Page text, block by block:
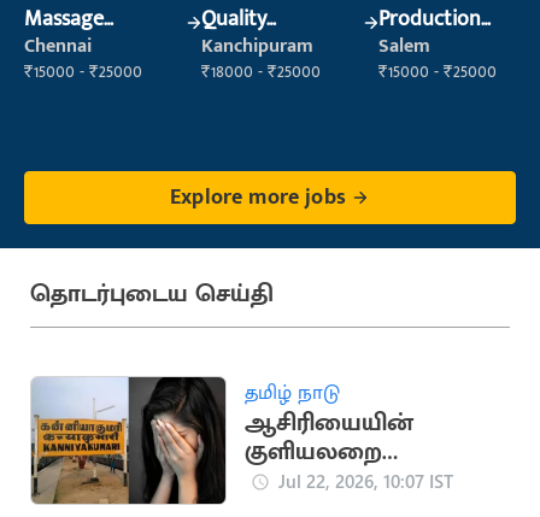
Massage
Therapist
Chennai
₹15000 - ₹25000
Quality
Inspector
Kanchipuram
₹18000 - ₹25000
Production
Supervisor
Salem
₹15000 - ₹25000
Explore more jobs
தொடர்புடைய செய்தி
தமிழ் நாடு
ஆசிரியையின்
குளியலறை
வீடியோவை வைத்து
Jul 22, 2026, 10:07 IST